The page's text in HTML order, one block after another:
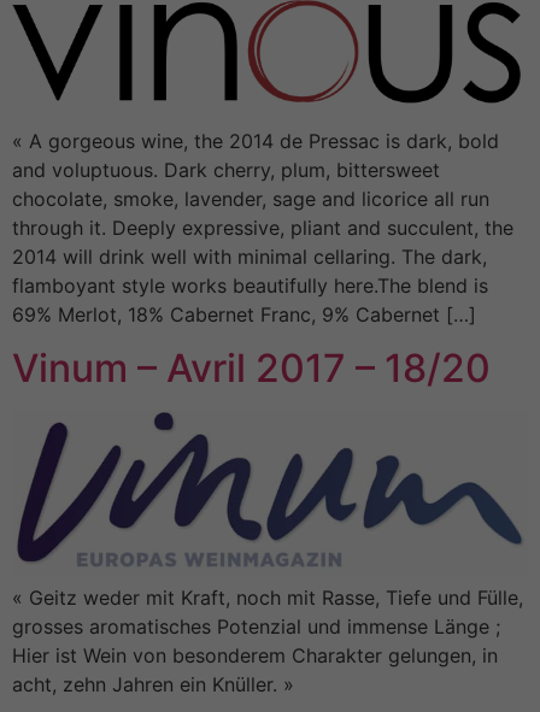
« A gorgeous wine, the 2014 de Pressac is dark, bold
and voluptuous. Dark cherry, plum, bittersweet
chocolate, smoke, lavender, sage and licorice all run
through it. Deeply expressive, pliant and succulent, the
2014 will drink well with minimal cellaring. The dark,
flamboyant style works beautifully here.The blend is
69% Merlot, 18% Cabernet Franc, 9% Cabernet […]
Vinum – Avril 2017 – 18/20
« Geitz weder mit Kraft, noch mit Rasse, Tiefe und Fülle,
grosses aromatisches Potenzial und immense Länge ;
Hier ist Wein von besonderem Charakter gelungen, in
acht, zehn Jahren ein Knüller. »